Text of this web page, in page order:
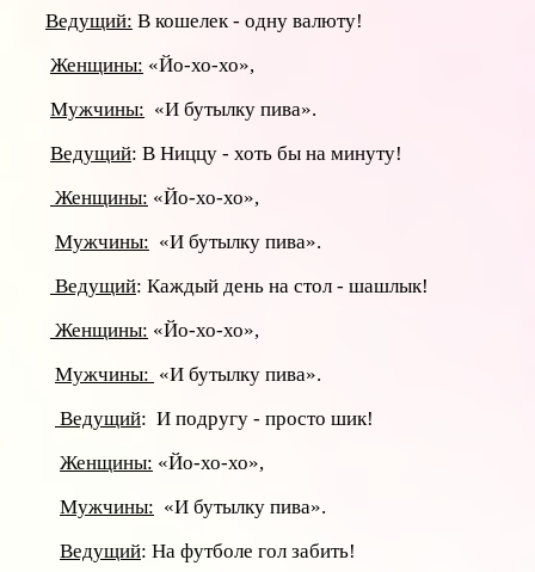
Ведущий: В кошелек - одну валюту!
Женщины: «Йо-хо-хо»,
Мужчины: «И бутылку пива».
Ведущий: В Ниццу - хоть бы на минуту!
Женщины: «Йо-хо-хо»,
Мужчины: «И бутылку пива».
Ведущий: Каждый день на стол - шашлык!
Женщины: «Йо-хо-хо»,
Мужчины: «И бутылку пива».
Ведущий: И подругу - просто шик!
Женщины: «Йо-хо-хо»,
Мужчины: «И бутылку пива».
Ведущий: На футболе гол забить!